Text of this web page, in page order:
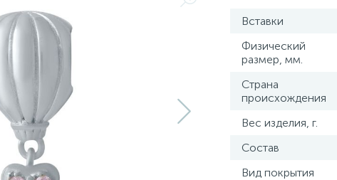
Вставки
Физический
размер, мм.
Страна
происхождения
Вес изделия, г.
Состав
Вид покрытия